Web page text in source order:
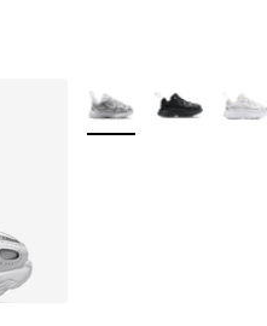
Plus de couleurs